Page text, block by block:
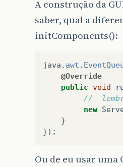
A construção da
saber, qual a
initComponents():
java . awt .
@Override
public void
//
new
}
});
Ou de eu usar uma